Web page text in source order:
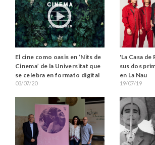
El cine como oasis en ‘Nits de
Cinema’ de la Universitat que
se celebra en formato digital
03/07/20
'La Casa
sus dos
en La Nau
19/07/19